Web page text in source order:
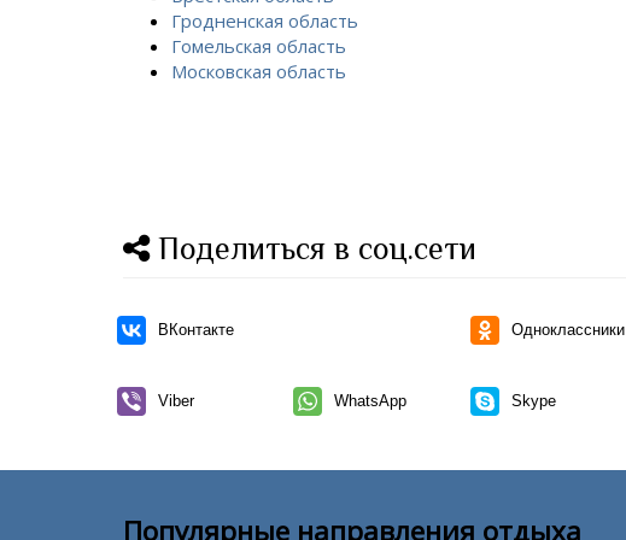
Гродненская область
Гомельская область
Московская область
Поделиться в соц.сети
ВКонтакте Одноклассники
Viber WhatsApp Skype
Популярные направления отдыха